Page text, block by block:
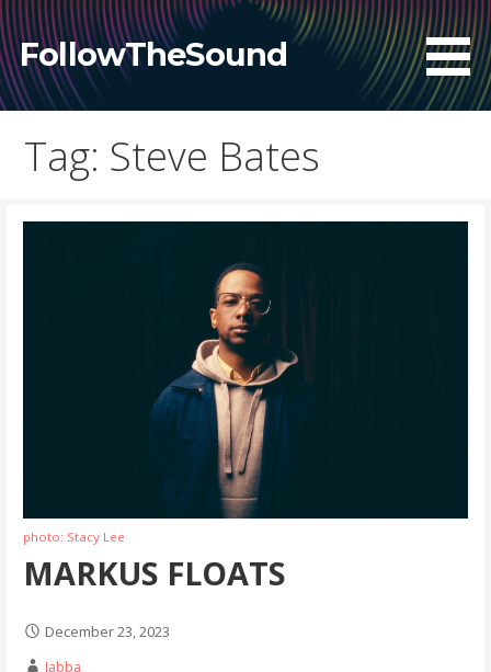
Skip
to
content
FollowTheSound
Tag: Steve Bates
photo: Stacy Lee
MARKUS FLOATS
December 23, 2023
Jabba